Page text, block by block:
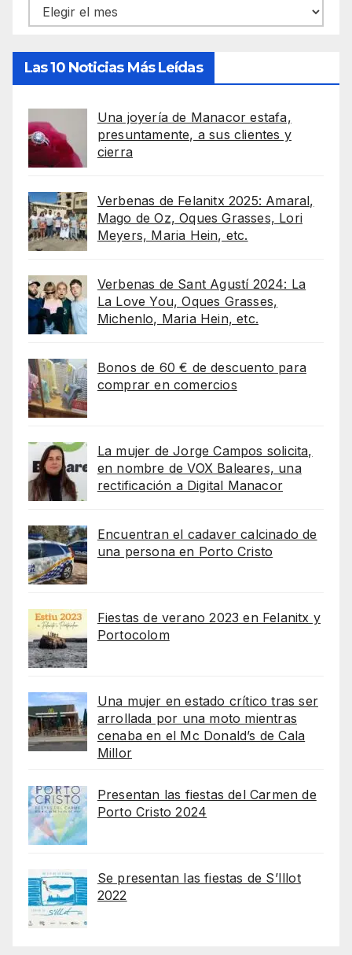
Archivos
Las 10 Noticias Más Leídas
Una joyería de Manacor estafa,
presuntamente, a sus clientes y
cierra
Verbenas de Felanitx 2025: Amaral,
Mago de Oz, Oques Grasses, Lori
Meyers, Maria Hein, etc.
Verbenas de Sant Agustí 2024: La
La Love You, Oques Grasses,
Michenlo, Maria Hein, etc.
Bonos de 60 € de descuento para
comprar en comercios
La mujer de Jorge Campos solicita,
en nombre de VOX Baleares, una
rectificación a Digital Manacor
Encuentran el cadaver calcinado de
una persona en Porto Cristo
Fiestas de verano 2023 en Felanitx y
Portocolom
Una mujer en estado crítico tras ser
arrollada por una moto mientras
cenaba en el Mc Donald’s de Cala
Millor
Presentan las fiestas del Carmen de
Porto Cristo 2024
Se presentan las fiestas de S’Illot
2022